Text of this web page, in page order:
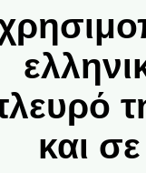
και